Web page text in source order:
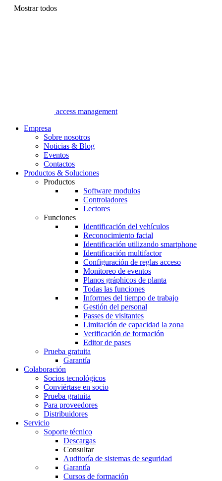
Mostrar todos
access management
Empresa
Sobre nosotros
Noticias & Blog
Eventos
Contactos
Productos & Soluciones
Productos
Software modulos
Controladores
Lectores
Funciones
Identificación del vehículos
Reconocimiento facial
Identificación utilizando smartphone
Identificación multifactor
Configuración de reglas acceso
Monitoreo de eventos
Planos gráphicos de planta
Todas las funciones
Informes del tiempo de trabajo
Gestión del personal
Passes de visitantes
Limitación de capacidad la zona
Verificación de formación
Editor de pases
Prueba gratuita
Garantía
Colaboración
Socios tecnológicos
Conviértase en socio
Prueba gratuita
Para proveedores
Distribuidores
Servicio
Soporte técnico
Descargas
Consultar
Auditoría de sistemas de seguridad
Garantía
Cursos de formación